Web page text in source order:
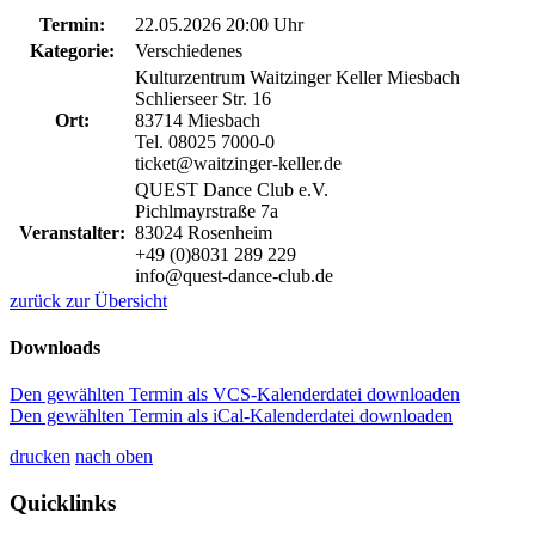
Termin:
22.05.2026 20:00 Uhr
Kategorie:
Verschiedenes
Ort:
Kulturzentrum Waitzinger Keller Miesbach
Schlierseer Str. 16
83714 Miesbach
Tel. 08025 7000-0
ticket@waitzinger-keller.de
Veranstalter:
QUEST Dance Club e.V.
Pichlmayrstraße 7a
83024 Rosenheim
+49 (0)8031 289 229
info@quest-dance-club.de
zurück zur Übersicht
Downloads
Den gewählten Termin als VCS-Kalenderdatei downloaden
Den gewählten Termin als iCal-Kalenderdatei downloaden
drucken nach oben
Quicklinks